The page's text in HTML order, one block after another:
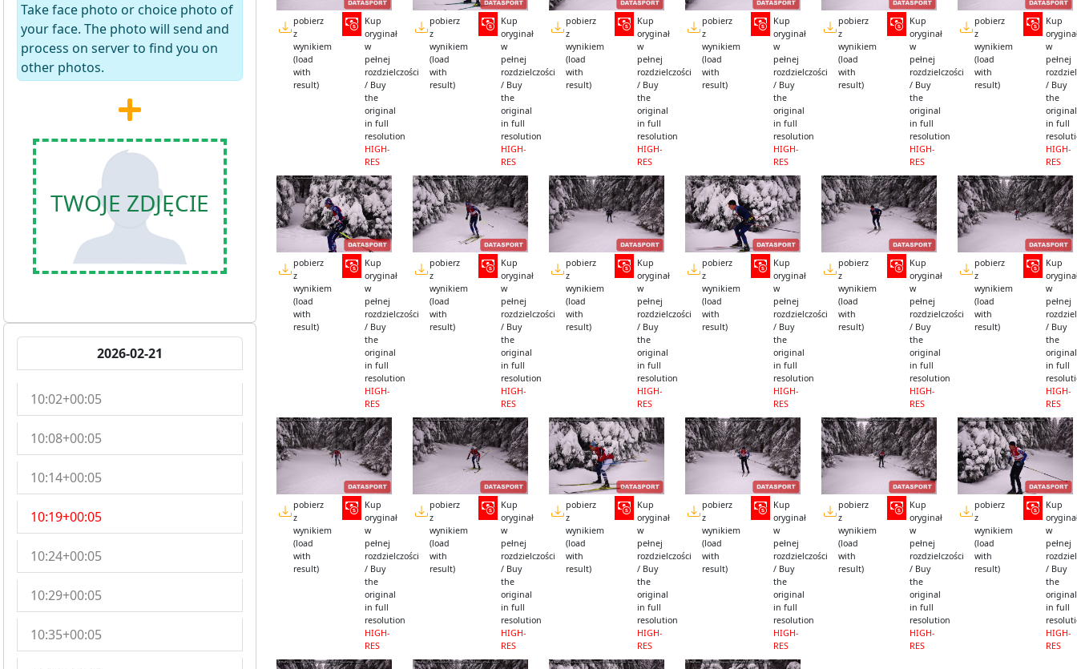
Take face photo or choice photo of
your face. The photo will send and
process on server to find you on
other photos.
TWOJE ZDJĘCIE
2026-02-21
10:02+00:05
10:08+00:05
10:14+00:05
10:19+00:05
10:24+00:05
10:29+00:05
10:35+00:05
pobierz
z
wynikiem
(load
with
result)
Kup
oryginał
w
pełnej
rozdzielczości
/ Buy
the
original
in full
resolution
HIGH-
RES
pobierz
z
wynikiem
(load
with
result)
Kup
oryginał
w
pełnej
rozdzielczości
/ Buy
the
original
in full
resolution
HIGH-
RES
pobierz
z
wynikiem
(load
with
result)
Kup
oryginał
w
pełnej
rozdzielczości
/ Buy
the
original
in full
resolution
HIGH-
RES
pobierz
z
wynikiem
(load
with
result)
Kup
oryginał
w
pełnej
rozdzielczości
/ Buy
the
original
in full
resolution
HIGH-
RES
pobierz
z
wynikiem
(load
with
result)
Kup
oryginał
w
pełnej
rozdzielczości
/ Buy
the
original
in full
resolution
HIGH-
RES
pobierz
z
wynikiem
(load
with
result)
Kup
w
pełnej
/ Buy
the
original
in full
HIGH-
RES
pobierz
z
wynikiem
(load
with
result)
Kup
oryginał
w
pełnej
rozdzielczości
/ Buy
the
original
in full
resolution
HIGH-
RES
pobierz
z
wynikiem
(load
with
result)
Kup
oryginał
w
pełnej
rozdzielczości
/ Buy
the
original
in full
resolution
HIGH-
RES
pobierz
z
wynikiem
(load
with
result)
Kup
oryginał
w
pełnej
rozdzielczości
/ Buy
the
original
in full
resolution
HIGH-
RES
pobierz
z
wynikiem
(load
with
result)
Kup
oryginał
w
pełnej
rozdzielczości
/ Buy
the
original
in full
resolution
HIGH-
RES
pobierz
z
wynikiem
(load
with
result)
Kup
oryginał
w
pełnej
rozdzielczości
/ Buy
the
original
in full
resolution
HIGH-
RES
pobierz
z
wynikiem
(load
with
result)
Kup
w
pełnej
/ Buy
the
original
in full
HIGH-
RES
pobierz
z
wynikiem
(load
with
result)
Kup
oryginał
w
pełnej
rozdzielczości
/ Buy
the
original
in full
resolution
HIGH-
RES
pobierz
z
wynikiem
(load
with
result)
Kup
oryginał
w
pełnej
rozdzielczości
/ Buy
the
original
in full
resolution
HIGH-
RES
pobierz
z
wynikiem
(load
with
result)
Kup
oryginał
w
pełnej
rozdzielczości
/ Buy
the
original
in full
resolution
HIGH-
RES
pobierz
z
wynikiem
(load
with
result)
Kup
oryginał
w
pełnej
rozdzielczości
/ Buy
the
original
in full
resolution
HIGH-
RES
pobierz
z
wynikiem
(load
with
result)
Kup
oryginał
w
pełnej
rozdzielczości
/ Buy
the
original
in full
resolution
HIGH-
RES
pobierz
z
wynikiem
(load
with
result)
Kup
w
pełnej
/ Buy
the
original
in full
HIGH-
RES